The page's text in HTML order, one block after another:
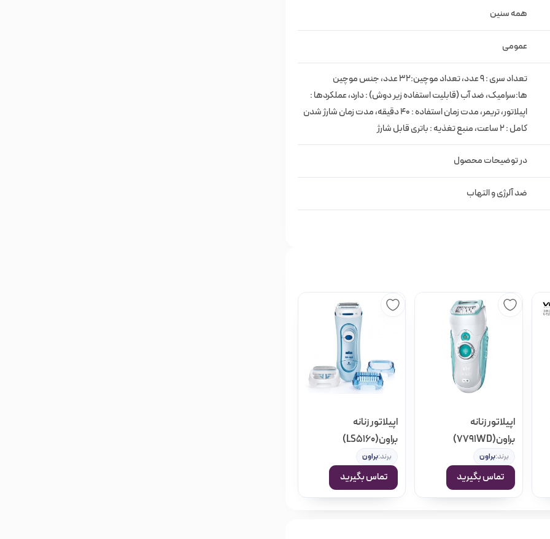
همه سنین
عمومی
تعداد سری : 9 عدد، تعداد موچین:32 عدد، جنس موچین
ها:سرامیک، ضد آب (قابلیت استفاده زیر دوش) : دارد، عملکردها :
اپیلاتور، تریمر، مدت زمان استفاده : ۴۰ دقیقه، مدت زمان شارژ شدن
کامل : 2 ساعت، منبع تغذیه : باتری قابل شارژ
در توضیحات محصول
ضد آلرژی و التهاب
اپیلاتور زنانه
براون(7791WD)
برند:براون
تماس بگیرید
اپیلاتور زنانه
براون(LS5160)
برند:براون
تماس بگیرید